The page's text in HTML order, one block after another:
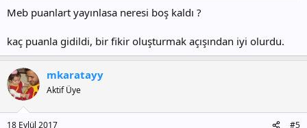
Meb puanlart yayınlasa neresi boş kaldı ?
kaç puanla gidildi, bir fikir oluşturmak açışından iyi olurdu.
mkaratayy
Aktif Üye
18 Eylül 2017 #5